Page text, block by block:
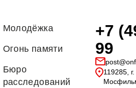
Молодёжка
Огонь памяти
Бюро
расследований
+7
99
119285,